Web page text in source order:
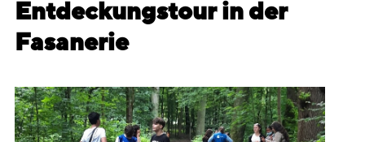
Entdeckungstour in der
Fasanerie